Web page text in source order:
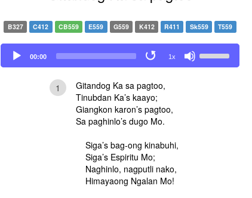
B327 C412 CB559 E559 G559 K412 R411 Sk559 T559
Audio
Player
00:00 1x
Up/Down
1
Gitandog Ka sa pagtoo,
Tinubdan Ka’s kaayo;
Giangkon karon’s pagtoo,
Sa paghinlo’s dugo Mo.
Siga’s bag-ong kinabuhi,
Siga’s Espiritu Mo;
Naghinlo, nagputli nako,
Himayaong Ngalan Mo!